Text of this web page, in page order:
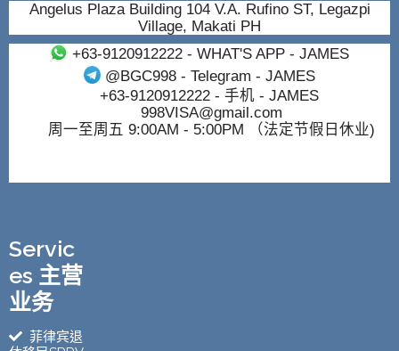
Angelus Plaza Building 104 V.A. Rufino ST, Legazpi
Village, Makati PH
+63-9120912222- WHAT'S APP - JAMES
@BGC998 - Telegram - JAMES
+63-9120912222- 手机 - JAMES
998VISA@gmail.com
周一至周五 9:00AM - 5:00PM （法定节假日休业)
Servic
es 主营
业务
菲律宾退